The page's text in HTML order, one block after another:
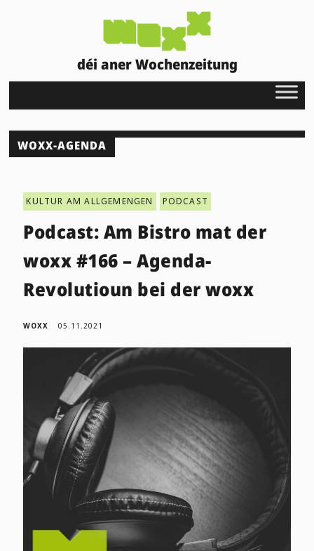
déi aner Wochenzeitung
WOXX-AGENDA
KULTUR AM ALLGEMENGEN PODCAST
Podcast: Am Bistro mat der
woxx #166 – Agenda-
Revolutioun bei der woxx
WOXX 05.11.2021